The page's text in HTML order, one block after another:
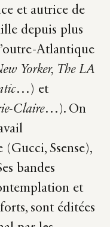
et autrice de
depuis plus
Atlantique
Yorker, The LA
…) et
Claire…). On
Ssense),
bandes
et
sont éditées